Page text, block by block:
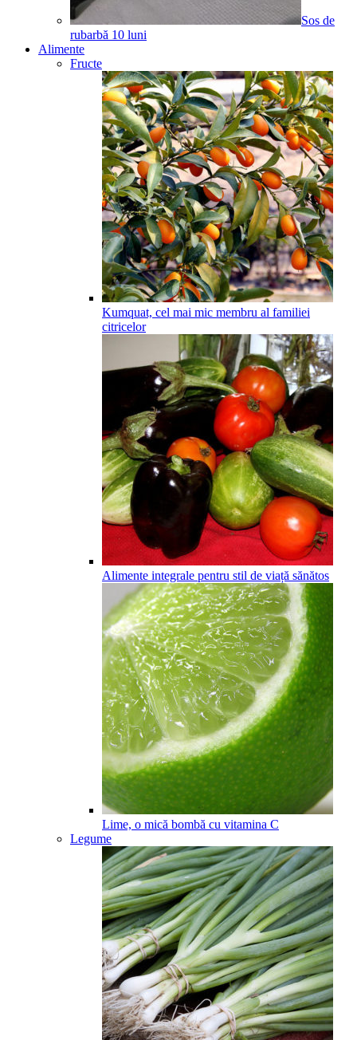
Sos de
rubarbă 10 luni
Alimente
Fructe
Kumquat, cel mai mic membru al familiei
citricelor
Alimente integrale pentru stil de viață sănătos
Lime, o mică bombă cu vitamina C
Legume